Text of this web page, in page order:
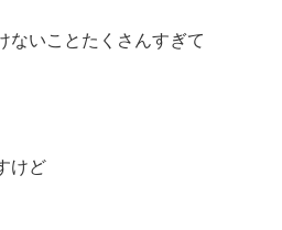
ないことたくさんすぎて
けど